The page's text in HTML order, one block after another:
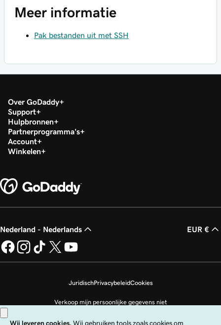
Meer informatie
Pak bestanden uit met SSH
Over GoDaddy
Support
Hulpbronnen
Partnerprogramma's
Account
Winkelen
Nederland - Nederlands EUR €
JuridischPrivacybeleidCookies
Verkoop mijn persoonlijke gegevens niet
Copyright © 1999 - 2026 GoDaddy Operating Company, LLC. Alle rechten